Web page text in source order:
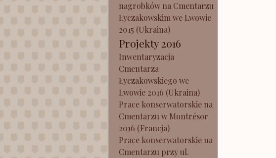
nagrobków na Cmentarzu
Łyczakowskim we Lwowie
2015 (Ukraina)
Projekty 2016
Inwentaryzacja
Cmentarza
Łyczakowskiego we
Lwowie 2016 (Ukraina)
Prace konserwatorskie na
Cmentarzu w Montrésor
2016 (Francja)
Prace konserwatorskie na
Cmentarzu przy ul.